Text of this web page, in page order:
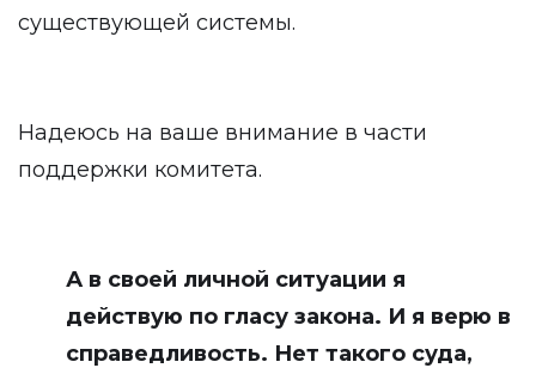
существующей системы.
Надеюсь на ваше внимание в части
поддержки комитета.
А в своей личной ситуации я
действую по гласу закона. И я верю в
справедливость. Нет такого суда,